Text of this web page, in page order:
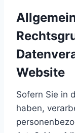
Website
Sofern Sie in
haben,